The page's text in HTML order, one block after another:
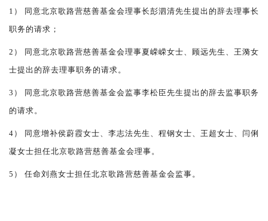
1） 同意北京歌路营慈善基金会理事长彭泗清先生提出的辞去理事长
职务的请求；
2） 同意北京歌路营慈善基金会理事夏嵘嵘女士、顾远先生、王漪女
士提出的辞去理事职务的请求。
3） 同意北京歌路营慈善基金会 监事李松臣先生提出的辞去监事职务
的请求。
4） 同意增补侯蔚霞女士、李志法先生、程钢女士、王超女士、闫俐
凝女士担任北京歌路营慈善基金会理事。
5） 任命刘燕女士担任北京歌路营慈善基金会监事。